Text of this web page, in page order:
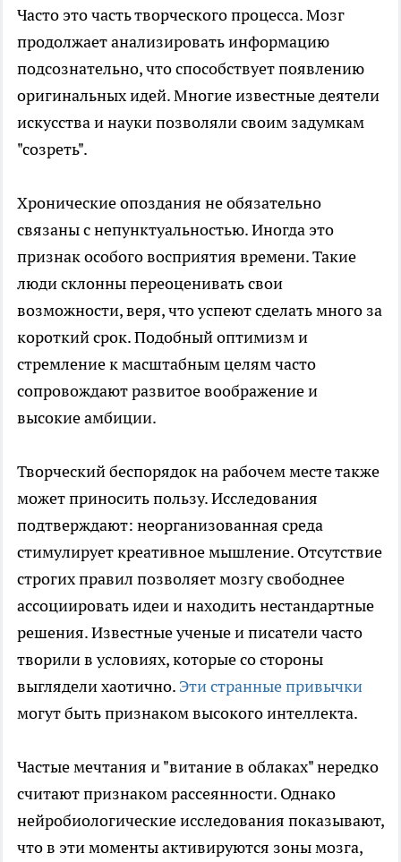
Часто это часть творческого процесса. Мозг
продолжает анализировать информацию
подсознательно, что способствует появлению
оригинальных идей. Многие известные деятели
искусства и науки позволяли своим задумкам
"созреть".
Хронические опоздания не обязательно
связаны с непунктуальностью. Иногда это
признак особого восприятия времени. Такие
люди склонны переоценивать свои
возможности, веря, что успеют сделать много за
короткий срок. Подобный оптимизм и
стремление к масштабным целям часто
сопровождают развитое воображение и
высокие амбиции.
Творческий беспорядок на рабочем месте также
может приносить пользу. Исследования
подтверждают: неорганизованная среда
стимулирует креативное мышление. Отсутствие
строгих правил позволяет мозгу свободнее
ассоциировать идеи и находить нестандартные
решения. Известные ученые и писатели часто
творили в условиях, которые со стороны
выглядели хаотично. Эти странные привычки
могут быть признаком высокого интеллекта.
Частые мечтания и "витание в облаках" нередко
считают признаком рассеянности. Однако
нейробиологические исследования показывают,
что в эти моменты активируются зоны мозга,